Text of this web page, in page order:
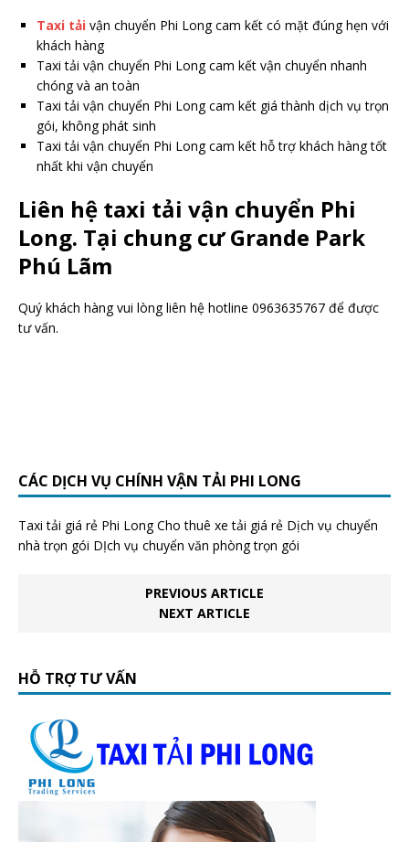
Taxi tải vận chuyển Phi Long cam kết có mặt đúng hẹn với
khách hàng
Taxi tải vận chuyển Phi Long cam kết vận chuyển nhanh
chóng và an toàn
Taxi tải vận chuyển Phi Long cam kết giá thành dịch vụ trọn
gói, không phát sinh
Taxi tải vận chuyển Phi Long cam kết hỗ trợ khách hàng tốt
nhất khi vận chuyển
Liên hệ taxi tải vận chuyển Phi
Long. Tại chung cư Grande Park
Phú Lãm
Quý khách hàng vui lòng liên hệ hotline 0963635767 để được
tư vấn.
CÁC DỊCH VỤ CHÍNH VẬN TẢI PHI LONG
Taxi tải giá rẻ Phi Long Cho thuê xe tải giá rẻ Dịch vụ chuyển
nhà trọn gói DỊch vụ chuyển văn phòng trọn gói
PREVIOUS ARTICLE
NEXT ARTICLE
HỖ TRỢ TƯ VẤN